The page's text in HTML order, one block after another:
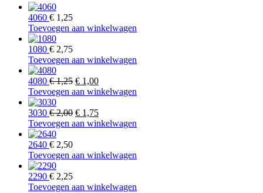
4060 € 1,25
Toevoegen aan winkelwagen
1080 € 2,75
Toevoegen aan winkelwagen
4080 €1,25 Oorspronkelijke
prijs
€ 1,25.
€ 1,00Huidige
prijs
€ 1,00.
Toevoegen aan winkelwagen
3030 €2,00 Oorspronkelijke
prijs
€ 1,75Huidige
prijs
Toevoegen aan winkelwagen
2640 € 2,50
Toevoegen aan winkelwagen
2290 € 2,25
Toevoegen aan winkelwagen